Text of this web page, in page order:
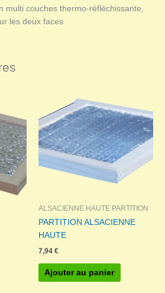
multi couches thermo-réfléchissante,
les deux faces
ALSACIENNE HAUTE PARTITION
PARTITION ALSACIENNE
HAUTE
7,94 €
Ajouter au panier